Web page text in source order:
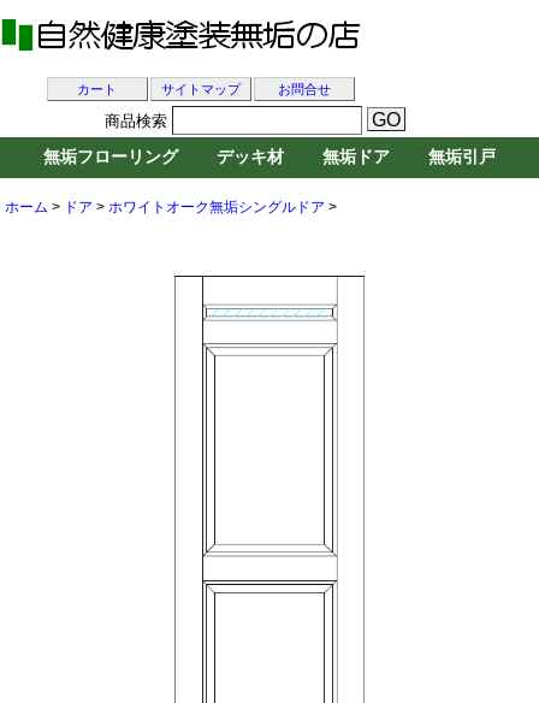
ホーム > ドア > ホワイトオーク無垢シングルドア >
カート サイトマップ お問合せ
商品検索
無垢フローリング デッキ材 無垢ドア 無垢引戸